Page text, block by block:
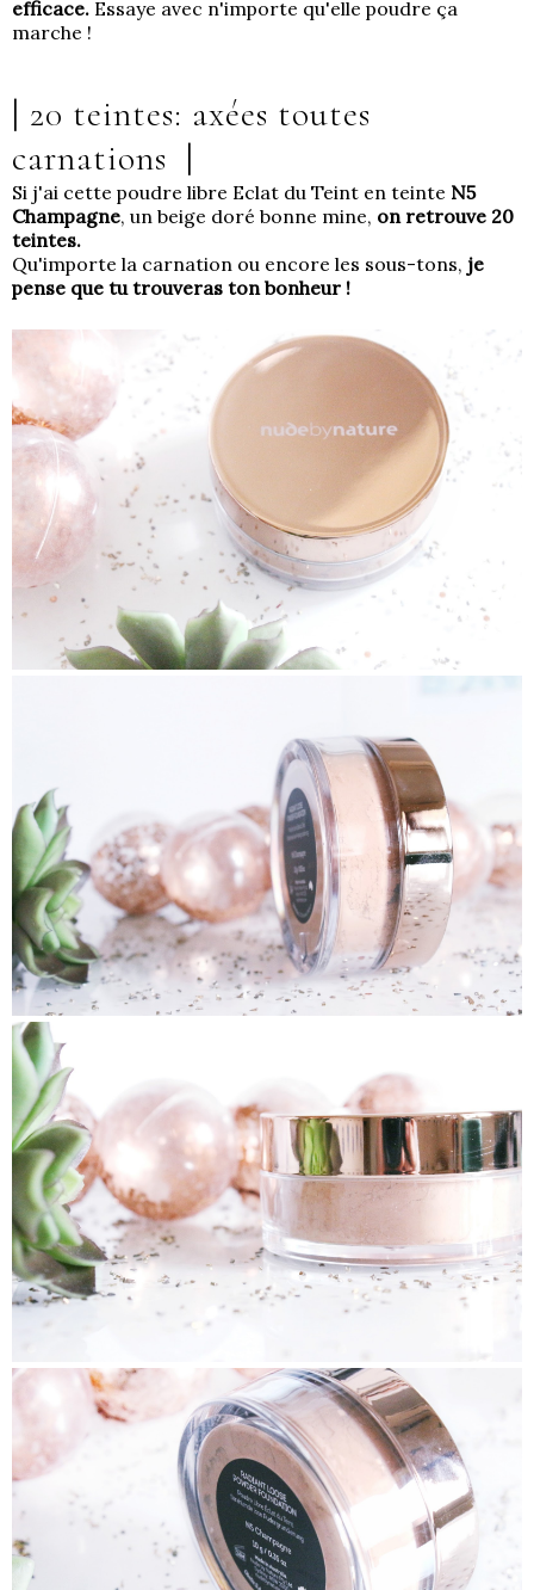
efficace. Essaye avec n'importe qu'elle poudre ça
marche !
| 20 teintes: axées toutes
carnations |
Si j'ai cette poudre libre Eclat du Teint en teinte N5
Champagne, un beige doré bonne mine, on retrouve 20
teintes.
Qu'importe la carnation ou encore les sous-tons, je
pense que tu trouveras ton bonheur !